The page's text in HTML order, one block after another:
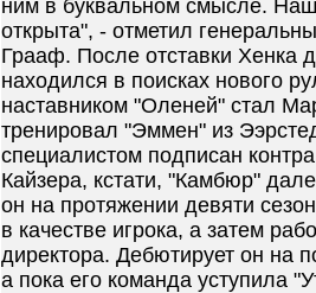
ним в буквальном смысле.
открыта", - отметил
Грааф. После отставки Хенка
находился в поисках нового
наставником "Оленей" стал
тренировал "Эммен" из
специалистом подписан
Кайзера, кстати, "Камбюр"
он на протяжении девяти
в качестве игрока, а затем
директора. Дебютирует он на
а пока его команда уступила